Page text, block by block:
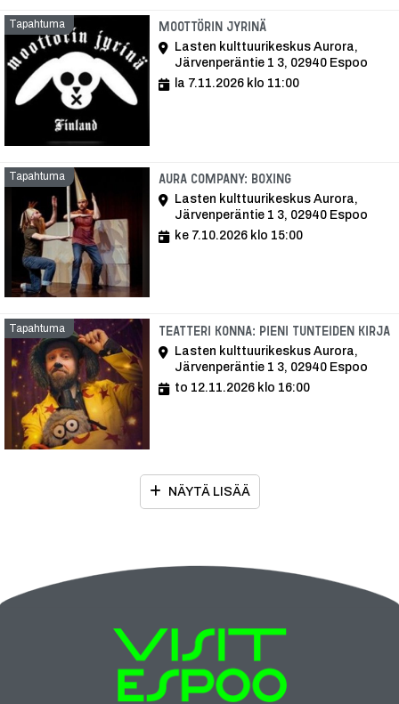
Tapahtuma Moottörin JyrinäTapahtuma
Lasten kulttuurikeskus Aurora,
Järvenperäntie 1 3, 02940 Espoo
la 7.11.2026 klo 11:00
Tapahtuma Aura Company: BoxingTapahtuma
Lasten kulttuurikeskus Aurora,
Järvenperäntie 1 3, 02940 Espoo
ke 7.10.2026 klo 15:00
Tapahtuma Teatteri Konna: Pieni tunteiden kirja
Lasten kulttuurikeskus Aurora,
Järvenperäntie 1 3, 02940 Espoo
to 12.11.2026 klo 16:00
NÄYTÄ LISÄÄ